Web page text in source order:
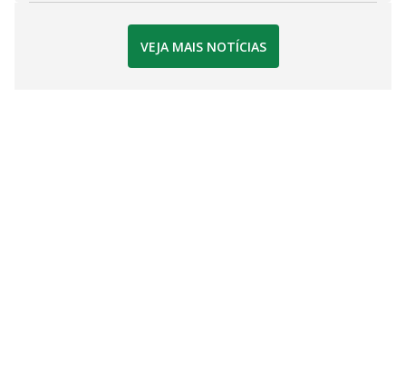
VEJA MAIS NOTÍCIAS